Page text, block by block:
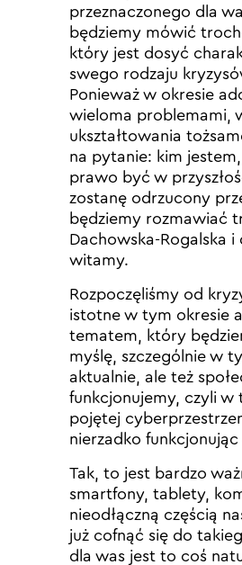
przeznaczonego dla
będziemy mówić
który jest dosyć
swego rodzaju
Ponieważ w okresie
wieloma problemami,
ukształtowania
na pytanie: kim
prawo być w
zostanę odrzucony
będziemy rozmawiać
Dachowska-Rogalska
witamy.
Rozpoczęliśmy od
istotne w tym okresie
tematem, który
myślę, szczególnie w
aktualnie, ale też
funkcjonujemy, czyli
pojętej
nierzadko
Tak, to jest bardzo
smartfony, tablety,
nieodłączną częścią
już cofnąć się do
dla was jest to coś